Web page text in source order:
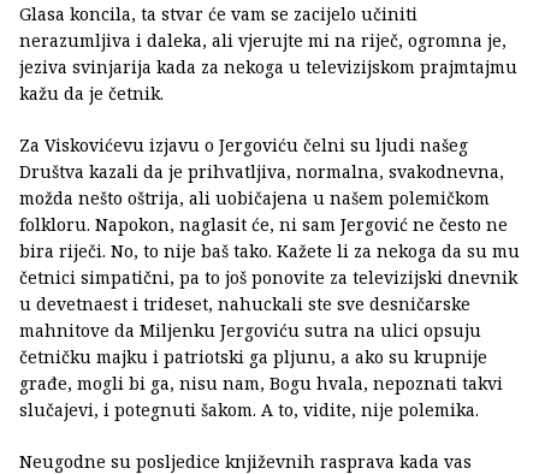
Glasa koncila, ta stvar će vam se zacijelo učiniti
nerazumljiva i daleka, ali vjerujte mi na riječ, ogromna je,
jeziva svinjarija kada za nekoga u televizijskom prajmtajmu
kažu da je četnik.
Za Viskovićevu izjavu o Jergoviću čelni su ljudi našeg
Društva kazali da je prihvatljiva, normalna, svakodnevna,
možda nešto oštrija, ali uobičajena u našem polemičkom
folkloru. Napokon, naglasit će, ni sam Jergović ne često ne
bira riječi. No, to nije baš tako. Kažete li za nekoga da su mu
četnici simpatični, pa to još ponovite za televizijski dnevnik
u devetnaest i trideset, nahuckali ste sve desničarske
mahnitove da Miljenku Jergoviću sutra na ulici opsuju
četničku majku i patriotski ga pljunu, a ako su krupnije
građe, mogli bi ga, nisu nam, Bogu hvala, nepoznati takvi
slučajevi, i potegnuti šakom. A to, vidite, nije polemika.
Neugodne su posljedice književnih rasprava kada vas